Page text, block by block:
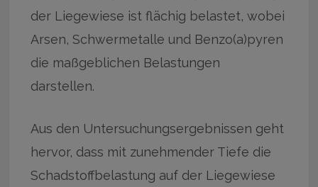
der Liegewiese ist flächig belastet, wobei
Arsen, Schwermetalle und Benzo(a)pyren
die maßgeblichen Belastungen
darstellen.
Aus den Untersuchungsergebnissen geht
hervor, dass mit zunehmender Tiefe die
Schadstoffbelastung auf der Liegewiese